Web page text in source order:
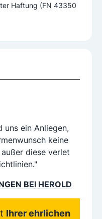
Haftung (FN 43350
uns ein Anliegen,
keine
diese verlet
BEI HEROLD
Ihrer ehrlichen